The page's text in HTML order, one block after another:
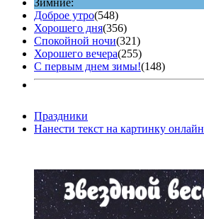
Доброе утро(548)
Хорошего дня(356)
Спокойной ночи(321)
Хорошего вечера(255)
С первым днем зимы!(148)
Праздники
Нанести текст на картинку онлайн